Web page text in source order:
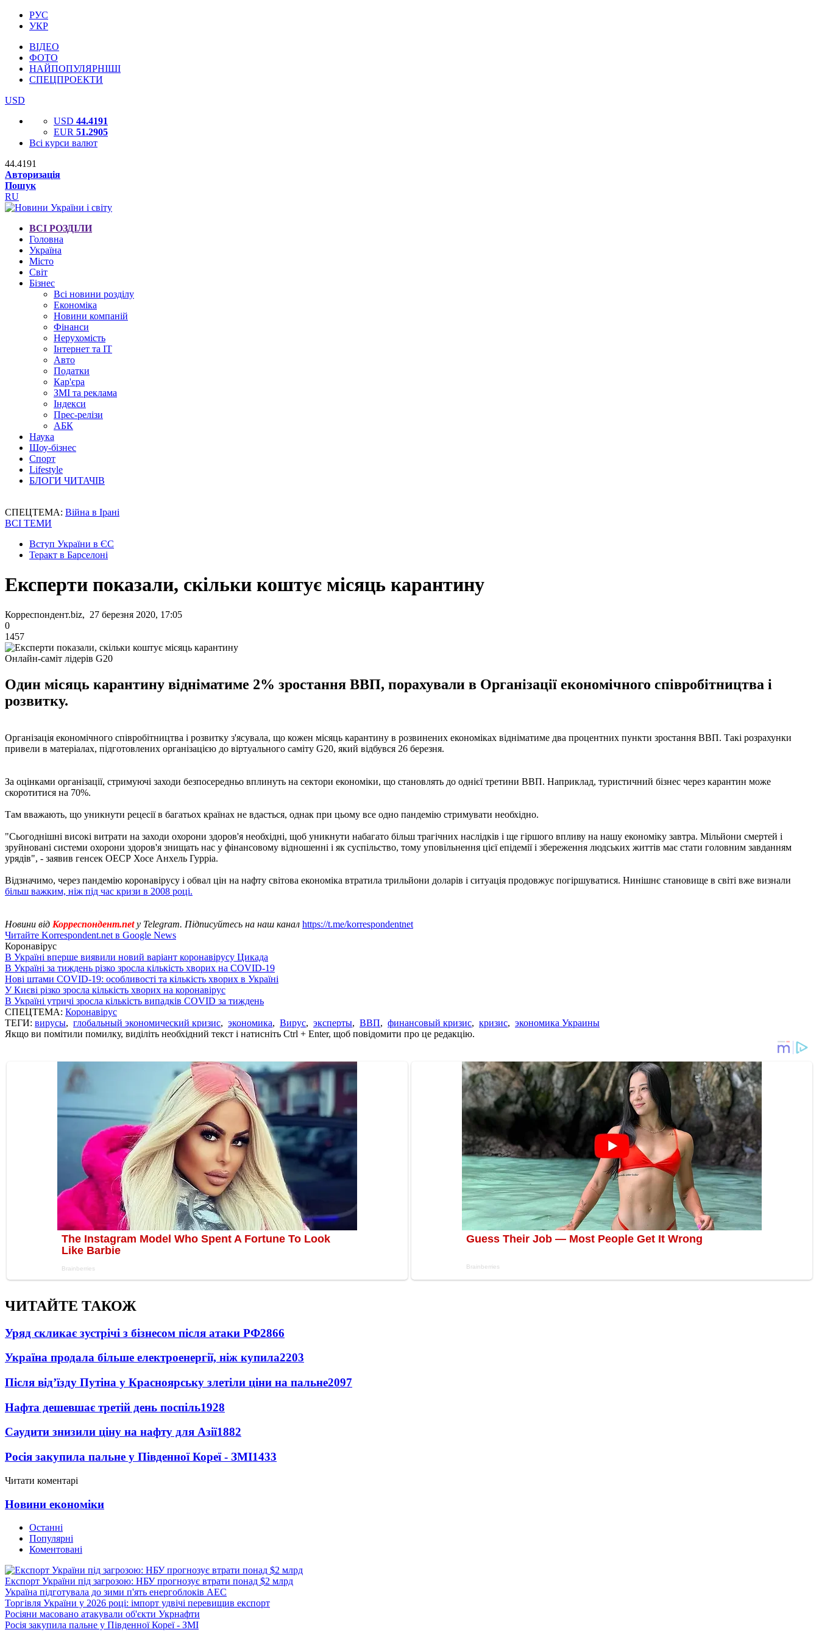
РУС
УКР
ВІДЕО
ФОТО
НАЙПОПУЛЯРНІШІ
СПЕЦПРОЕКТИ
USD
USD 44.4191
EUR 51.2905
Всі курси валют
44.4191
Авторизація
Пошук
RU
ВСІ РОЗДІЛИ
Головна
Україна
Місто
Світ
Бізнес
Всі новини розділу
Економіка
Новини компаній
Фінанси
Нерухомість
Інтернет та IT
Авто
Податки
Кар'єра
ЗМІ та реклама
Індекси
Прес-релізи
АБК
Наука
Шоу-бізнес
Спорт
Lifestyle
БЛОГИ ЧИТАЧІВ
СПЕЦТЕМА: Війна в Ірані
ВСІ ТЕМИ
Вступ України в ЄС
Теракт в Барселоні
Експерти показали, скільки коштує місяць карантину
Корреспондент.biz, 27 березня 2020, 17:05
0
1457
Онлайн-саміт лідерів G20
Один місяць карантину відніматиме 2% зростання ВВП, порахували в Організації економічного співробітництва і
розвитку.
Організація економічного співробітництва і розвитку з'ясувала, що кожен місяць карантину в розвинених економіках відніматиме два процентних пункти зростання ВВП. Такі розрахунки
привели в матеріалах, підготовлених організацією до віртуального саміту G20, який відбувся 26 березня.
За оцінками організації, стримуючі заходи безпосередньо вплинуть на сектори економіки, що становлять до однієї третини ВВП. Наприклад, туристичний бізнес через карантин може
скоротитися на 70%.
Там вважають, що уникнути рецесії в багатьох країнах не вдасться, однак при цьому все одно пандемію стримувати необхідно.
"Сьогоднішні високі витрати на заходи охорони здоров'я необхідні, щоб уникнути набагато більш трагічних наслідків і ще гіршого впливу на нашу економіку завтра. Мільйони смертей і
зруйновані системи охорони здоров'я знищать нас у фінансовому відношенні і як суспільство, тому уповільнення цієї епідемії і збереження людських життів має стати головним завданням
урядів", - заявив генсек ОЕСР Хосе Анхель Гурріа.
Відзначимо, через пандемію коронавірусу і обвал цін на нафту світова економіка втратила трильйони доларів і ситуація продовжує погіршуватися. Нинішнє становище в світі вже визнали
більш важким, ніж під час кризи в 2008 році.
Новини від Корреспондент.net у Telegram. Підписуйтесь на наш канал https://t.me/korrespondentnet
Читайте Korrespondent.net в Google News
Коронавірус
В Україні вперше виявили новий варіант коронавірусу Цикада
В Україні за тиждень різко зросла кількість хворих на COVID-19
Нові штами COVID-19: особливості та кількість хворих в Україні
У Києві різко зросла кількість хворих на коронавірус
В Україні утричі зросла кількість випадків COVID за тиждень
СПЕЦТЕМА: Коронавірус
ТЕГИ: вирусы, глобальный экономический кризис, экономика, Вирус, эксперты, ВВП, финансовый кризис, кризис, экономика Украины
Якщо ви помітили помилку, виділіть необхідний текст і натисніть Ctrl + Enter, щоб повідомити про це редакцію.
ЧИТАЙТЕ ТАКОЖ
Уряд скликає зустрічі з бізнесом після атаки РФ2866
Україна продала більше електроенергії, ніж купила2203
Після від’їзду Путіна у Красноярську злетіли ціни на пальне2097
Нафта дешевшає третій день поспіль1928
Саудити знизили ціну на нафту для Азії1882
Росія закупила пальне у Південної Кореї - ЗМІ1433
Читати коментарі
Новини економіки
Останні
Популярні
Коментовані
Експорт України під загрозою: НБУ прогнозує втрати понад $2 млрд
Україна підготувала до зими п'ять енергоблоків АЕС
Торгівля України у 2026 році: імпорт удвічі перевищив експорт
Росіяни масовано атакували об'єкти Укрнафти
Росія закупила пальне у Південної Кореї - ЗМІ